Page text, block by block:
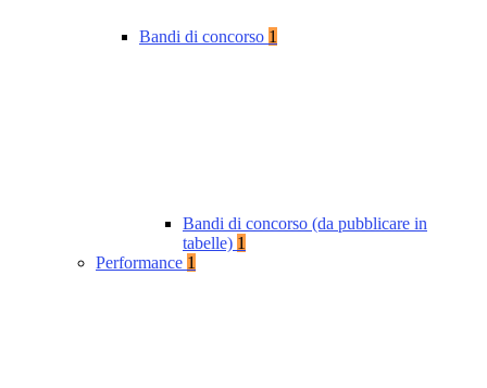
Bandi di concorso 1
Bandi di concorso (da pubblicare in
tabelle) 1
Performance 1